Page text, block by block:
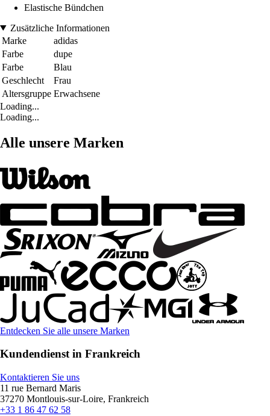
Elastische Bündchen
Zusätzliche Informationen
Marke
adidas
Farbe
dupe
Farbe
Blau
Geschlecht
Frau
Altersgruppe Erwachsene
Loading...
Loading...
Alle unsere Marken
Entdecken Sie alle unsere Marken
Kundendienst in Frankreich
Kontaktieren Sie uns
11 rue Bernard Maris
37270 Montlouis-sur-Loire, Frankreich
+33 1 86 47 62 58